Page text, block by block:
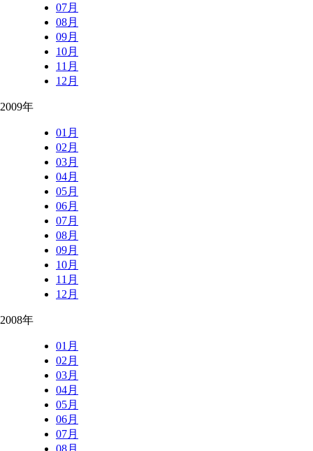
07月
08月
09月
10月
11月
12月
2009年
01月
02月
03月
04月
05月
06月
07月
08月
09月
10月
11月
12月
2008年
01月
02月
03月
04月
05月
06月
07月
08月